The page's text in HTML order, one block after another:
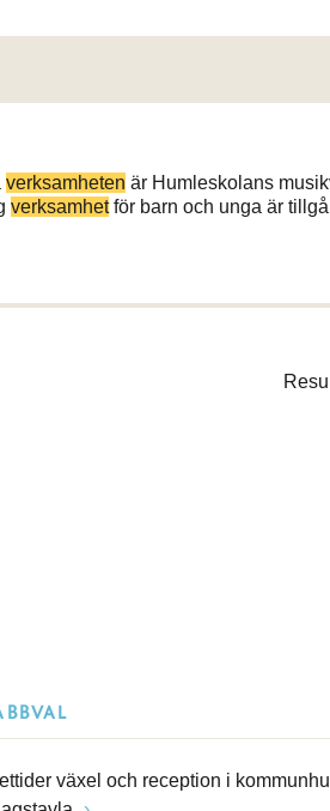
verksamheten är Humleskolans
verksamhetför barn och unga är
växel och reception i